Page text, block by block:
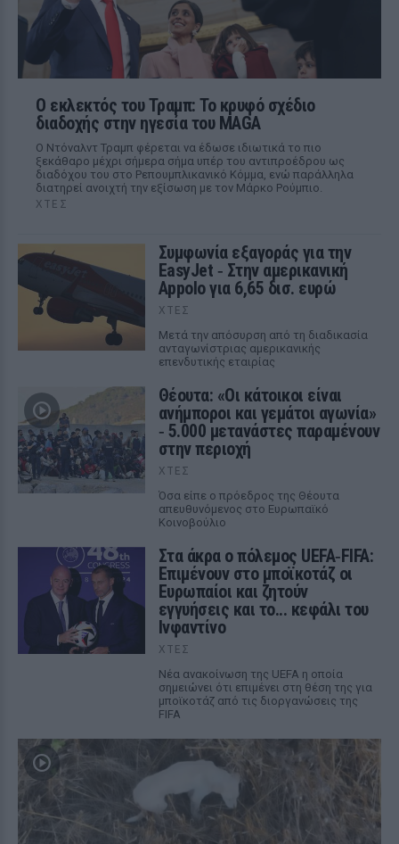
Ο εκλεκτός του Τραμπ: Το κρυφό σχέδιο
διαδοχής στην ηγεσία του MAGA
Ο Ντόναλντ Τραμπ φέρεται να έδωσε ιδιωτικά το πιο
ξεκάθαρο μέχρι σήμερα σήμα υπέρ του αντιπροέδρου ως
διαδόχου του στο Ρεπουμπλικανικό Κόμμα, ενώ παράλληλα
διατηρεί ανοιχτή την εξίσωση με τον Μάρκο Ρούμπιο.
ΧΤΕΣ
Συμφωνία εξαγοράς για την
EasyJet ‑ Στην αμερικανική
Appolo για 6,65 δισ. ευρώ
ΧΤΕΣ
Μετά την απόσυρση από τη διαδικασία
ανταγωνίστριας αμερικανικής
επενδυτικής εταιρίας
Θέουτα: «Οι κάτοικοι είναι
ανήμποροι και γεμάτοι αγωνία»
‑ 5.000 μετανάστες παραμένουν
στην περιοχή
ΧΤΕΣ
Όσα είπε ο πρόεδρος της Θέουτα
απευθυνόμενος στο Ευρωπαϊκό
Κοινοβούλιο
Στα άκρα ο πόλεμος UEFA‑FIFA:
Επιμένουν στο μποϊκοτάζ οι
Ευρωπαίοι και ζητούν
εγγυήσεις και το... κεφάλι του
Ινφαντίνο
ΧΤΕΣ
Νέα ανακοίνωση της UEFA η οποία
σημειώνει ότι επιμένει στη θέση της για
μποϊκοτάζ από τις διοργανώσεις της
FIFA